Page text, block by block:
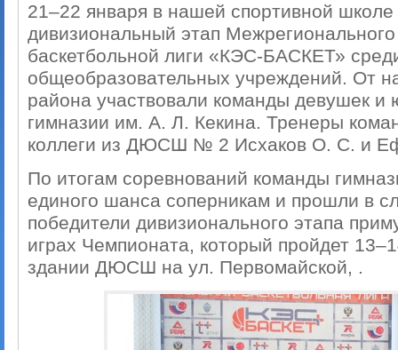
21–22 января в нашей спортивной
дивизиональный этап
баскетбольной лиги «КЭС-БАСКЕТ»
общеобразовательных учреждений. От
района участвовали команды девушек
гимназии им. А. Л. Кекина. Тренеры
коллеги из ДЮСШ № 2 Исхаков О. С. и
По итогам соревнований команды
единого шанса соперникам и прошли в
победители дивизионального этапа
играх Чемпионата, который пройдет
здании ДЮСШ на ул. Первомайской, .